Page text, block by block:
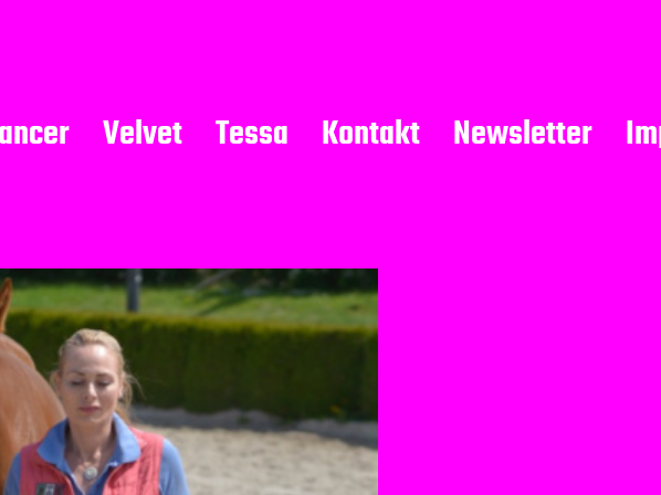
Velvet Tessa Kontakt Newsletter